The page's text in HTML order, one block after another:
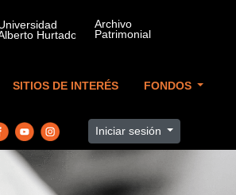
SITIOS DE INTERÉS FONDOS
Iniciar sesión